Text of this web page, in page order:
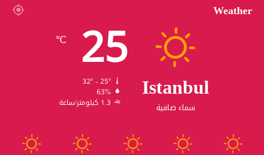
Weather
Istanbul
سماء صافية
25
℃
32º - 25º
63%
1.3 كيلومتر/ساعة